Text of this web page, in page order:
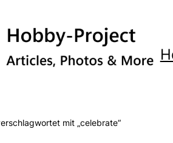
mit „celebrate“